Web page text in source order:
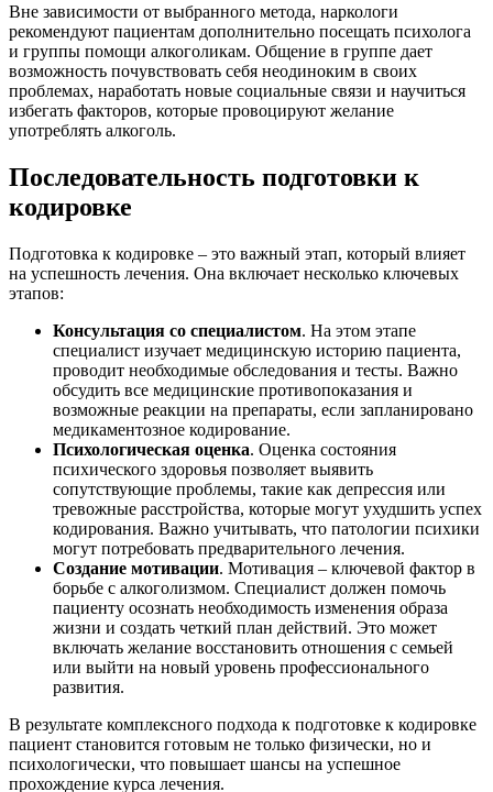
Вне зависимости от выбранного метода, наркологи
рекомендуют пациентам дополнительно посещать психолога
и группы помощи алкоголикам. Общение в группе дает
возможность почувствовать себя неодиноким в своих
проблемах, наработать новые социальные связи и научиться
избегать факторов, которые провоцируют желание
употреблять алкоголь.
Последовательность подготовки к
кодировке
Подготовка к кодировке – это важный этап, который влияет
на успешность лечения. Она включает несколько ключевых
этапов:
Консультация со специалистом. На этом этапе
специалист изучает медицинскую историю пациента,
проводит необходимые обследования и тесты. Важно
обсудить все медицинские противопоказания и
возможные реакции на препараты, если запланировано
медикаментозное кодирование.
Психологическая оценка. Оценка состояния
психического здоровья позволяет выявить
сопутствующие проблемы, такие как депрессия или
тревожные расстройства, которые могут ухудшить успех
кодирования. Важно учитывать, что патологии психики
могут потребовать предварительного лечения.
Создание мотивации. Мотивация – ключевой фактор в
борьбе с алкоголизмом. Специалист должен помочь
пациенту осознать необходимость изменения образа
жизни и создать четкий план действий. Это может
включать желание восстановить отношения с семьей
или выйти на новый уровень профессионального
развития.
В результате комплексного подхода к подготовке к кодировке
пациент становится готовым не только физически, но и
психологически, что повышает шансы на успешное
прохождение курса лечения.